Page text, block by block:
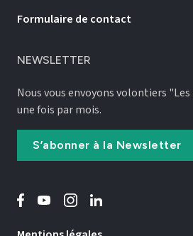
Formulaire de contact
NEWSLETTER
Nous vous envoyons volontiers "Les
une fois par mois.
S’abonner à la Newsletter